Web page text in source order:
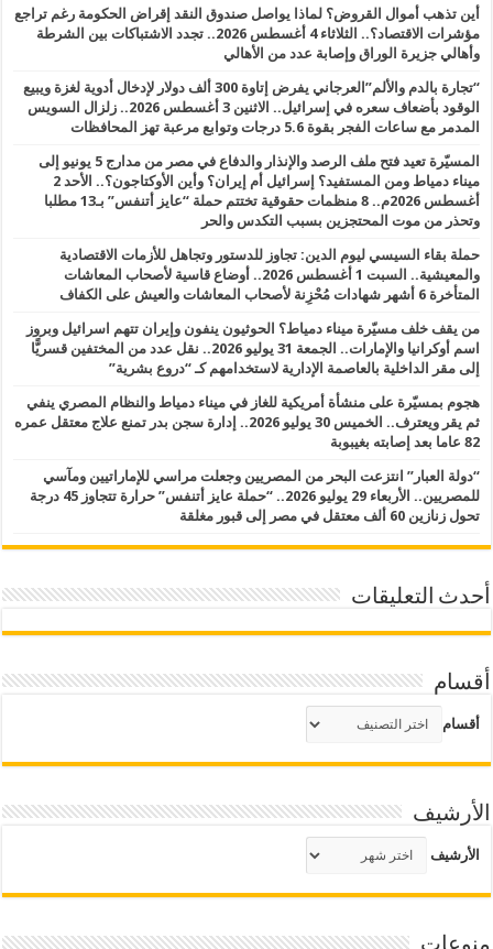
أين تذهب أموال القروض؟ لماذا يواصل صندوق النقد إقراض الحكومة رغم تراجع
مؤشرات الاقتصاد؟.. الثلاثاء 4 أغسطس 2026.. تجدد الاشتباكات بين الشرطة
وأهالي جزيرة الوراق وإصابة عدد من الأهالي
“تجارة بالدم والألم”العرجاني يفرض إتاوة 300 ألف دولار لإدخال أدوية لغزة ويبيع
الوقود بأضعاف سعره في إسرائيل.. الاثنين 3 أغسطس 2026.. زلزال السويس
المدمر مع ساعات الفجر بقوة 5.6 درجات وتوابع مرعبة تهز المحافظات
المسيّرة تعيد فتح ملف الرصد والإنذار والدفاع في مصر من مدارج 5 يونيو إلى
ميناء دمياط ومن المستفيد؟ إسرائيل أم إيران؟ وأين الأوكتاجون؟.. الأحد 2
أغسطس 2026م.. 8 منظمات حقوقية تختتم حملة “عايز أتنفس” بـ13 مطلبا
وتحذر من موت المحتجزين بسبب التكدس والحر
حملة بقاء السيسي ليوم الدين: تجاوز للدستور وتجاهل للأزمات الاقتصادية
والمعيشية.. السبت 1 أغسطس 2026.. أوضاع قاسية لأصحاب المعاشات
المتأخرة 6 أشهر شهادات مُحْزِنة لأصحاب المعاشات والعيش على الكفاف
من يقف خلف مسيّرة ميناء دمياط؟ الحوثيون ينفون وإيران تتهم اسرائيل وبروز
اسم أوكرانيا والإمارات.. الجمعة 31 يوليو 2026.. نقل عدد من المختفين قسريًّا
إلى مقر الداخلية بالعاصمة الإدارية لاستخدامهم كـ “دروع بشرية”
هجوم بمسيّرة على منشأة أمريكية للغاز في ميناء دمياط والنظام المصري ينفي
ثم يقر ويعترف.. الخميس 30 يوليو 2026.. إدارة سجن بدر تمنع علاج معتقل عمره
82 عاما بعد إصابته بغيبوبة
“دولة العبار” انتزعت البحر من المصريين وجعلت مراسي للإماراتيين ومآسي
للمصريين.. الأربعاء 29 يوليو 2026.. “حملة عايز أتنفس” حرارة تتجاوز 45 درجة
تحول زنازين 60 ألف معتقل في مصر إلى قبور مغلقة
أحدث التعليقات
أقسام
أقسام
الأرشيف
الأرشيف